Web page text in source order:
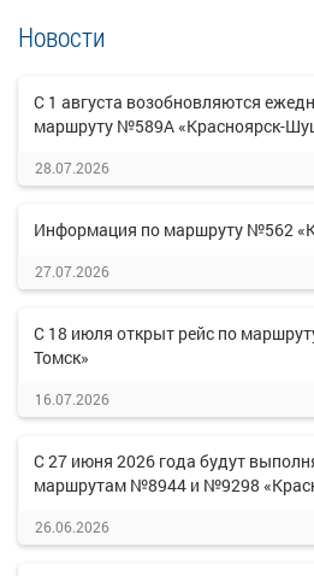
Новости
С 1 августа возобновляются
маршруту №589А «Красноярск-
28.07.2026
Информация по маршруту №562
27.07.2026
С 18 июля открыт рейс по
Томск»
16.07.2026
С 27 июня 2026 года будут
маршрутам №8944 и №9298
26.06.2026